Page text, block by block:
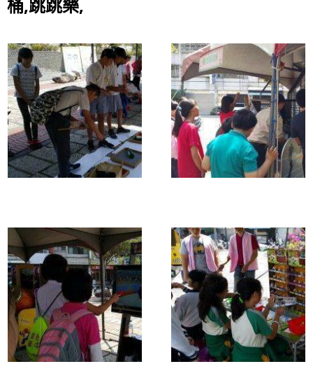
桶,跳跳樂,